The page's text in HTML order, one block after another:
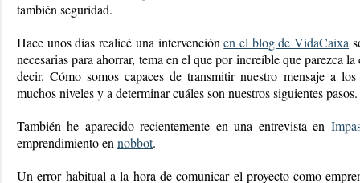
también seguridad.
Hace unos días realicé una intervención en el blog de VidaCaixa
necesarias para ahorrar, tema en el que por increíble que parezca
decir. Cómo somos capaces de transmitir nuestro mensaje a
muchos niveles y a determinar cuáles son nuestros siguientes
También he aparecido recientemente en una entrevista en
emprendimiento en nobbot.
Un error habitual a la hora de comunicar el proyecto como